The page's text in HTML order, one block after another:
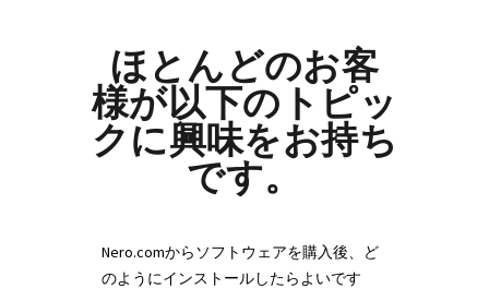
ほとんどのお客
様が以下のトピッ
クに興味をお持ち
です。
Nero.comからソフトウェアを購入後、ど
のようにインストールしたらよいです